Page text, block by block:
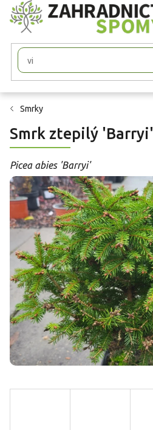
Přejít
na
obsah
Smrky
Smrk ztepilý 'Barryi'
Picea abies 'Barryi'